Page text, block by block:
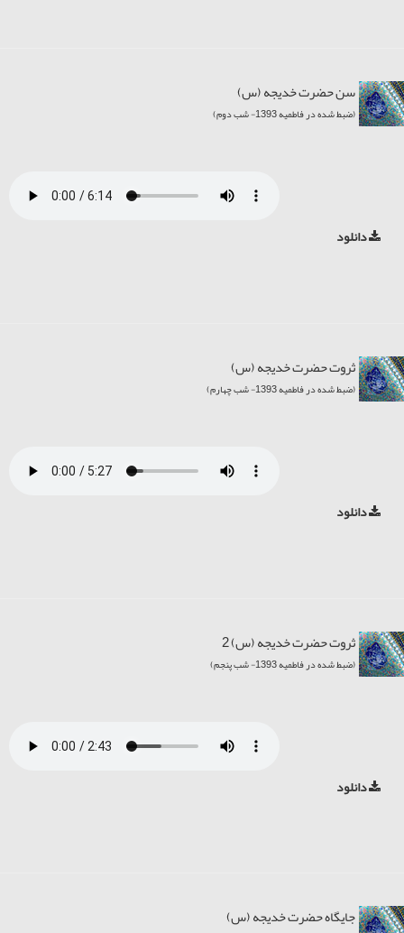
سن حضرت خدیجه (س)
(ضبط شده در فاطمیه 1393- شب دوم)
دانلود
ثروت حضرت خديجه (س)
(ضبط شده در فاطمیه 1393- شب چهارم)
دانلود
ثروت حضرت خديجه (س) 2
(ضبط شده در فاطمیه 1393- شب پنجم)
دانلود
جایگاه حضرت خديجه (س)